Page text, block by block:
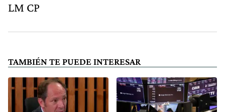
LM CP
TAMBIÉN TE PUEDE INTERESAR